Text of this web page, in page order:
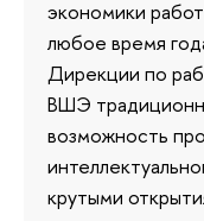
экономики
любое время
Дирекции по
ВШЭ
возможность
крутыми